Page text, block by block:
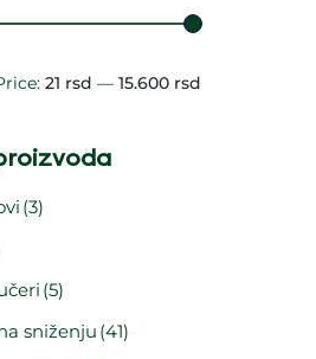
21 rsd — 15.600 rsd
(3)
(5)
sniženju (41)